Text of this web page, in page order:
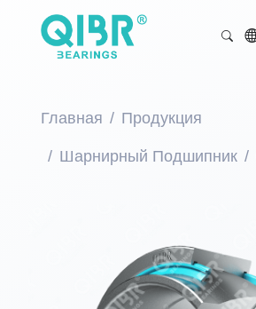
Главная Продукция
Шарнирный Подшипник